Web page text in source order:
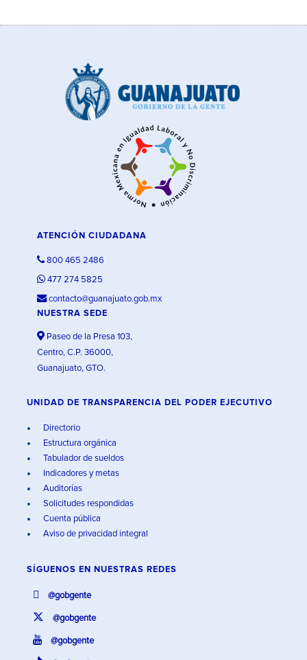
ATENCIÓN CIUDADANA
800 465 2486
477 274 5825
contacto@guanajuato.gob.mx
NUESTRA SEDE
Paseo de la Presa 103,
Centro, C.P. 36000,
Guanajuato, GTO.
UNIDAD DE TRANSPARENCIA DEL PODER EJECUTIVO
Directorio
Estructura orgánica
Tabulador de sueldos
Indicadores y metas
Auditorías
Solicitudes respondidas
Cuenta pública
Aviso de privacidad integral
SÍGUENOS EN NUESTRAS REDES
@gobgente
@gobgente
@gobgente